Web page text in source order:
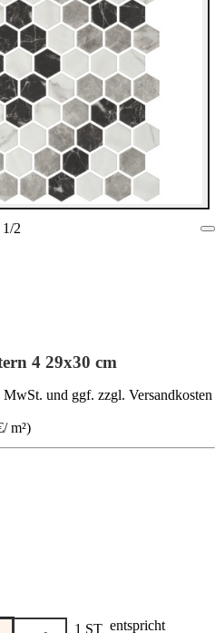
1/2
4 29x30 cm
und ggf. zzgl. Versandkosten
/ m²)
1 ST entspricht